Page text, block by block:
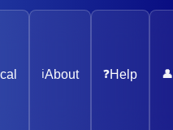
ℹ️About ❓Help 👤